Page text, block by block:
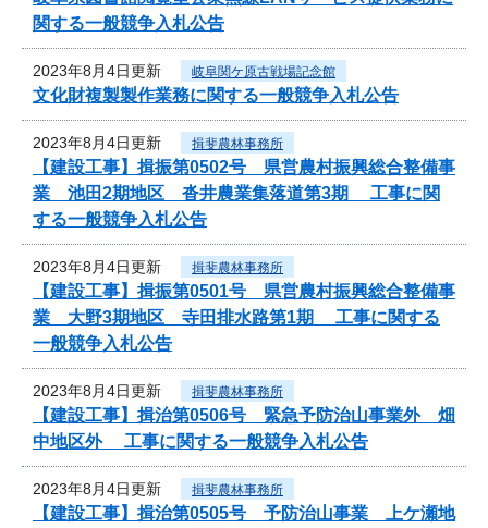
関する一般競争入札公告
2023年8月4日更新 岐阜関ケ原古戦場記念館
文化財複製製作業務に関する一般競争入札公告
2023年8月4日更新 揖斐農林事務所
【建設工事】揖振第0502号 県営農村振興総合整備事
業 池田2期地区 沓井農業集落道第3期 工事に関
する一般競争入札公告
2023年8月4日更新 揖斐農林事務所
【建設工事】揖振第0501号 県営農村振興総合整備事
業 大野3期地区 寺田排水路第1期 工事に関する
一般競争入札公告
2023年8月4日更新 揖斐農林事務所
【建設工事】揖治第0506号 緊急予防治山事業外 畑
中地区外 工事に関する一般競争入札公告
2023年8月4日更新 揖斐農林事務所
【建設工事】揖治第0505号 予防治山事業 上ケ瀬地